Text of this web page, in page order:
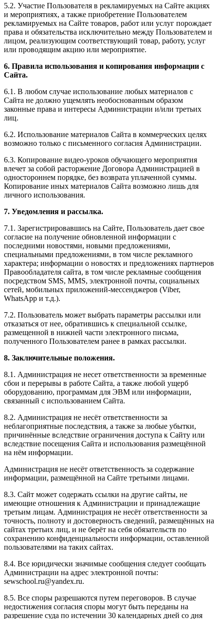
5.2. Участие Пользователя в рекламируемых на Сайте акциях
и мероприятиях, а также приобретение Пользователем
рекламируемых на Сайте товаров, работ или услуг порождает
права и обязательства исключительно между Пользователем и
лицом, реализующим соответствующий товар, работу, услуг
или проводящим акцию или мероприятие.
6. Правила использования и копирования информации с
Сайта.
6.1. В любом случае использование любых материалов с
Сайта не должно ущемлять необоснованным образом
законные права и интересы Администрации и/или третьих
лиц.
6.2. Использование материалов Сайта в коммерческих целях
возможно только с письменного согласия Администрации.
6.3. Копирование видео-уроков обучающего мероприятия
влечет за собой расторжение Договора Администрацией в
одностороннем порядке, без возврата уплаченной суммы.
Копирование иных материалов Сайта возможно лишь для
личного использования.
7. Уведомления и рассылка.
7.1. Зарегистрировавшись на Сайте, Пользователь дает свое
согласие на получение обновленной информации с
последними новостями, новыми предложениями,
специальными предложениями, в том числе рекламного
характера; информации о новостях и предложениях партнеров
Правообладателя сайта, в том числе рекламные сообщения
посредством SMS, MMS, электронной почты, социальных
сетей, мобильных приложений-мессенджеров (Viber,
WhatsApp и т.д.).
7.2. Пользователь может выбрать параметры рассылки или
отказаться от нее, обратившись к специальной ссылке,
размещенной в нижней части электронного письма,
полученного Пользователем ранее в рамках рассылки.
8. Заключительные положения.
8.1. Администрация не несет ответственности за временные
сбои и перерывы в работе Сайта, а также любой ущерб
оборудованию, программам для ЭВМ или информации,
связанный с использованием Сайта.
8.2. Администрация не несёт ответственности за
неблагоприятные последствия, а также за любые убытки,
причинённые вследствие ограничения доступа к Сайту или
вследствие посещения Сайта и использования размещённой
на нём информации.
Администрация не несёт ответственность за содержание
информации, размещённой на Сайте третьими лицами.
8.3. Сайт может содержать ссылки на другие сайты, не
имеющие отношения к Администрации и принадлежащие
третьим лицам. Администрация не несёт ответственности за
точность, полноту и достоверность сведений, размещённых на
сайтах третьих лиц, и не берёт на себя обязательств по
сохранению конфиденциальности информации, оставленной
пользователями на таких сайтах.
8.4. Все юридически значимые сообщения следует сообщать
Администрации на адрес электронной почты:
sewschool.ru@yandex.ru.
8.5. Все споры разрешаются путем переговоров. В случае
недостижения согласия споры могут быть переданы на
разрешение суда по истечении 30 календарных дней со дня